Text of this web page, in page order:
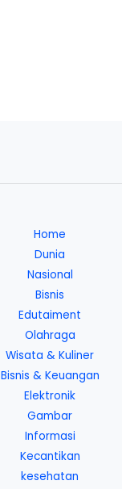
Home
Dunia
Nasional
Bisnis
Edutaiment
Olahraga
Wisata & Kuliner
Bisnis & Keuangan
Elektronik
Gambar
Informasi
Kecantikan
kesehatan